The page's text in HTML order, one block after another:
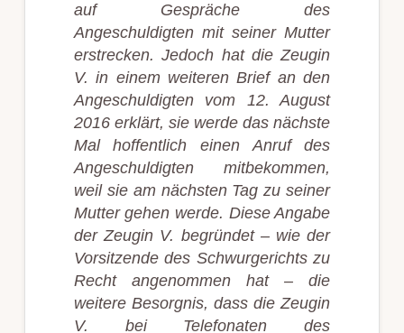
auf Gespräche des
Angeschuldigten mit seiner Mutter
erstrecken. Jedoch hat die Zeugin
V. in einem weiteren Brief an den
Angeschuldigten vom 12. August
2016 erklärt, sie werde das nächste
Mal hoffentlich einen Anruf des
Angeschuldigten mitbekommen,
weil sie am nächsten Tag zu seiner
Mutter gehen werde. Diese Angabe
der Zeugin V. begründet – wie der
Vorsitzende des Schwurgerichts zu
Recht angenommen hat – die
weitere Besorgnis, dass die Zeugin
V. bei Telefonaten des